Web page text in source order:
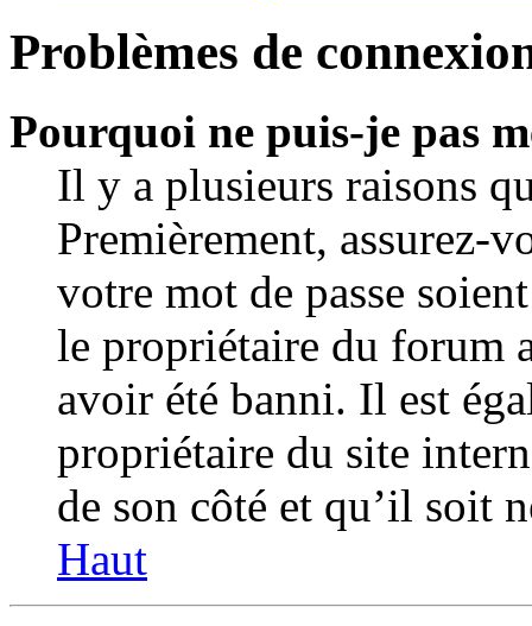
Problèmes de
Pourquoi ne puis-je pas
Il y a plusieurs raisons
Premièrement, assurez-
votre mot de passe
le propriétaire du forum
avoir été banni. Il est
propriétaire du site
de son côté et qu’il soit
Haut